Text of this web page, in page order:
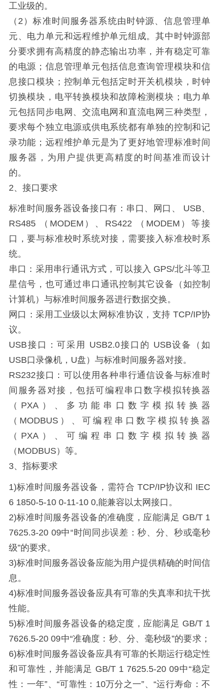
工业级的。
（2）标准时间服务器系统由时钟源、信息管理单
元、电力单元和远程维护单元组成。其中时钟源部
分要求拥有高精度的静态输出功率，并有稳定可靠
的电源；信息管理单元包括信息查询管理模块和信
息接口模块；控制单元包括定时开关机模块，时钟
切换模块，电平转换模块和故障检测模块；电力单
元包括同步电网、交流电网和直流电网三种类型，
要求每个独立电源或供电系统都有单独的控制和记
录功能；远程维护单元是为了更好地管理标准时间
服务器，为用户提供更高精度的时间基准而设计
的。
2、接口要求
标准时间服务器设备接口有：串口、网口、 USB、
RS485 （MODEM）、RS422 （MODEM）等接
口，要与标准校时系统对接，需要接入标准校时系
统。
串口：采用串行通讯方式，可以接入 GPS/北斗等卫
星信号，也可通过串口通讯控制其它设备（如控制
计算机）与标准时间服务器进行数据交换。
网口：采用工业级以太网标准协议，支持 TCP/IP协
议。
USB接口：可采用 USB2.0接口的 USB设备（如
USB口录像机，U盘）与标准时间服务器对接。
RS232接口：可以使用各种串行通信设备与标准时
间服务器对接，包括可编程串口数字模拟转换器
（PXA）、多功能串口数字模拟转换器
（MODBUS）、可编程串口数字模拟转换器
（PXA）、可编程串口数字模拟转换器
（MODBUS）等。
3、指标要求
1)标准时间服务器设备，需符合 TCP/IP协议和 IEC
6 1850-5-10 0-11-10 0,能兼容以太网接口。
2)标准时间服务器设备的准确度，应能满足 GB/T 1
7625.3-20 09中“时间同步误差：秒、分、秒或毫秒
级”的要求。
3)标准时间服务器设备应能为用户提供精确的时间信
息。
4)标准时间服务器设备应具有可靠的失真率和抗干扰
性能。
5)标准时间服务器设备的稳定度，应能满足 GB/T 1
7626.5-20 09中“准确度：秒、分、毫秒级”的要求；
6)标准时间服务器设备应具有可靠的长期运行稳定性
和可靠性，并能满足 GB/T 1 7625.5-20 09中“稳定
性：一年”、“可靠性：10万分之一”、“运行寿命：不